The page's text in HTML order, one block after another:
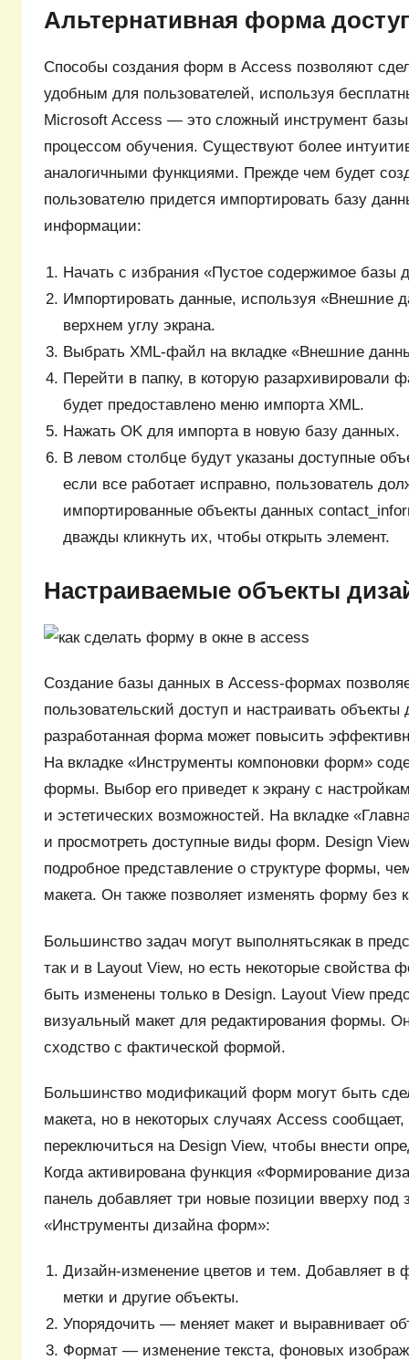
Альтернативная форма
Способы создания форм в Access позволяют
удобным для пользователей, используя
Microsoft Access — это сложный инструмент
процессом обучения. Существуют более
аналогичными функциями. Прежде чем будет
пользователю придется импортировать базу
информации:
Начать с избрания «Пустое содержимое базы
Импортировать данные, используя «Внешние
верхнем углу экрана.
Выбрать XML-файл на вкладке «Внешние
Перейти в папку, в которую разархивировали
будет предоставлено меню импорта XML.
Нажать OK для импорта в новую базу данных.
В левом столбце будут указаны доступные
если все работает исправно, пользователь
импортированные объекты данных
дважды кликнуть их, чтобы открыть элемент.
Настраиваемые объекты
Создание базы данных в Access-формах
пользовательский доступ и настраивать
разработанная форма может повысить
На вкладке «Инструменты компоновки форм»
формы. Выбор его приведет к экрану с
и эстетических возможностей. На вкладке
и просмотреть доступные виды форм. Design
подробное представление о структуре формы,
макета. Он также позволяет изменять форму без
Большинство задач могут выполнятьсякак в
так и в Layout View, но есть некоторые свойства
быть изменены только в Design. Layout View
визуальный макет для редактирования формы.
сходство с фактической формой.
Большинство модификаций форм могут быть
макета, но в некоторых случаях Access сообщает,
переключиться на Design View, чтобы внести
Когда активирована функция «Формирование
панель добавляет три новые позиции вверху под
«Инструменты дизайна форм»:
Дизайн-изменение цветов и тем. Добавляет в
метки и другие объекты.
Упорядочить — меняет макет и выравнивает
Формат — изменение текста, фоновых